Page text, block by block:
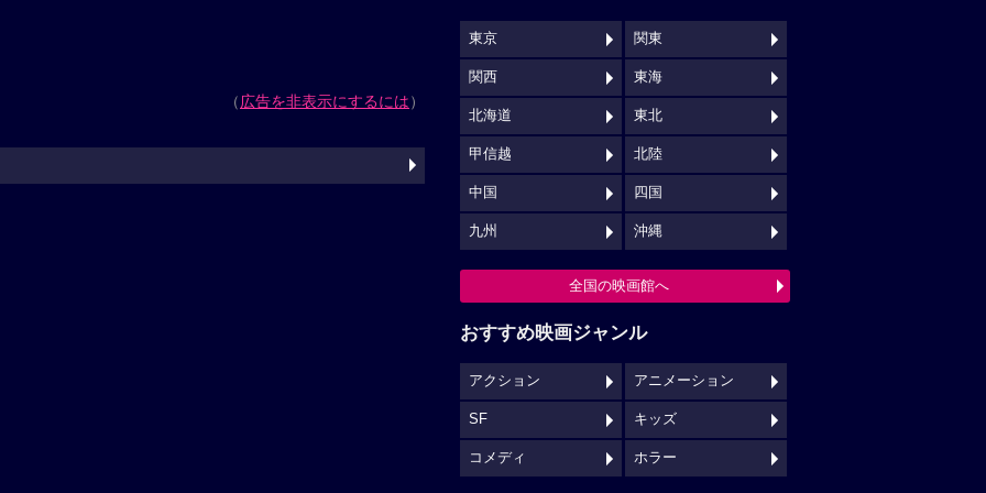
（広告を非表示にするには）
東京 関東
関西 東海
北海道 東北
甲信越 北陸
中国 四国
九州 沖縄
全国の映画館へ
おすすめ映画ジャンル
アクション アニメーション
SF キッズ
コメディ ホラー